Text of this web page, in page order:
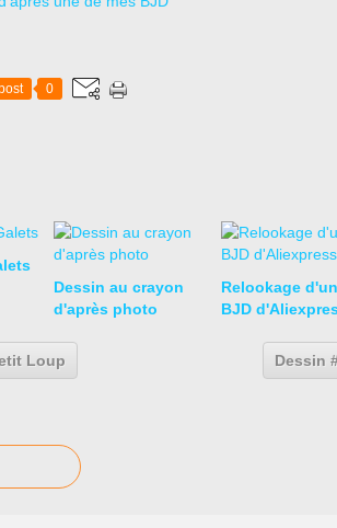
0
Dessin au crayon
d'après photo
Relookage
BJD
Loup Dessin